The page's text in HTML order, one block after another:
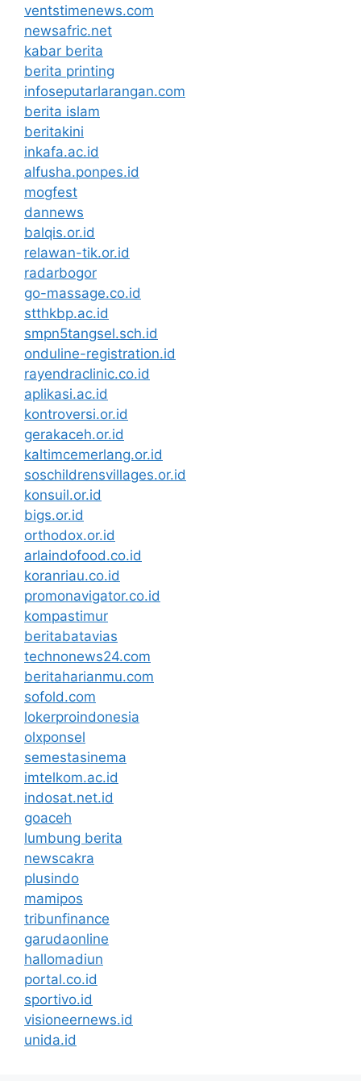
ventstimenews.com
newsafric.net
kabar berita
berita printing
infoseputarlarangan.com
berita islam
beritakini
inkafa.ac.id
alfusha.ponpes.id
mogfest
dannews
balqis.or.id
relawan-tik.or.id
radarbogor
go-massage.co.id
stthkbp.ac.id
smpn5tangsel.sch.id
onduline-registration.id
rayendraclinic.co.id
aplikasi.ac.id
kontroversi.or.id
gerakaceh.or.id
kaltimcemerlang.or.id
soschildrensvillages.or.id
konsuil.or.id
bigs.or.id
orthodox.or.id
arlaindofood.co.id
koranriau.co.id
promonavigator.co.id
kompastimur
beritabatavias
technonews24.com
beritaharianmu.com
sofold.com
lokerproindonesia
olxponsel
semestasinema
imtelkom.ac.id
indosat.net.id
goaceh
lumbung berita
newscakra
plusindo
mamipos
tribunfinance
garudaonline
hallomadiun
portal.co.id
sportivo.id
visioneernews.id
unida.id